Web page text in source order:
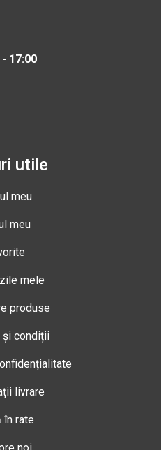
17:00
utile
meu
meu
mele
produse
și condiții
livrare
în rate